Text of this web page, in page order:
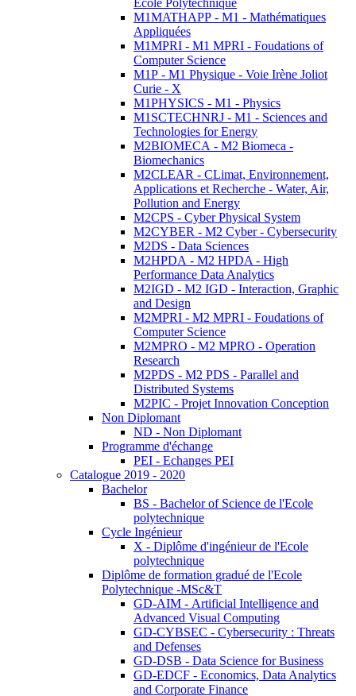
École Polytechnique
M1MATHAPP - M1 - Mathématiques
Appliquées
M1MPRI - M1 MPRI - Foudations of
Computer Science
M1P - M1 Physique - Voie Irène Joliot
Curie - X
M1PHYSICS - M1 - Physics
M1SCTECHNRJ - M1 - Sciences and
Technologies for Energy
M2BIOMECA - M2 Biomeca -
Biomechanics
M2CLEAR - CLimat, Environnement,
Applications et Recherche - Water, Air,
Pollution and Energy
M2CPS - Cyber Physical System
M2CYBER - M2 Cyber - Cybersecurity
M2DS - Data Sciences
M2HPDA - M2 HPDA - High
Performance Data Analytics
M2IGD - M2 IGD - Interaction, Graphic
and Design
M2MPRI - M2 MPRI - Foudations of
Computer Science
M2MPRO - M2 MPRO - Operation
Research
M2PDS - M2 PDS - Parallel and
Distributed Systems
M2PIC - Projet Innovation Conception
Non Diplomant
ND - Non Diplomant
Programme d'échange
PEI - Echanges PEI
Catalogue 2019 - 2020
Bachelor
BS - Bachelor of Science de l'Ecole
polytechnique
Cycle Ingénieur
X - Diplôme d'ingénieur de l'Ecole
polytechnique
Diplôme de formation gradué de l'Ecole
Polytechnique -MSc&T
GD-AIM - Artificial Intelligence and
Advanced Visual Computing
GD-CYBSEC - Cybersecurity : Threats
and Defenses
GD-DSB - Data Science for Business
GD-EDCF - Economics, Data Analytics
and Corporate Finance